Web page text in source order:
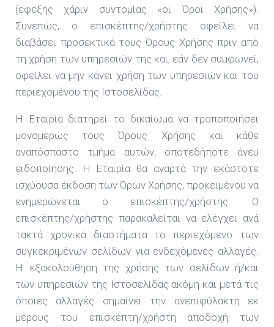
(εφεξής χάριν συντομίας «οι Όροι Χρήσης»).
Συνεπώς, ο επισκέπτης/χρήστης οφείλει να
διαβάσει προσεκτικά τους Όρους Χρήσης πριν από
τη χρήση των υπηρεσιών της και, εάν δεν συμφωνεί,
οφείλει να μην κάνει χρήση των υπηρεσιών και του
περιεχομένου της Ιστοσελίδας.
Η Εταιρία διατηρεί το δικαίωμα να τροποποιήσει
μονομερώς τους Όρους Χρήσης και κάθε
αναπόσπαστο τμήμα αυτών, οποτεδήποτε άνευ
ειδοποίησης. Η Εταιρία θα αναρτά την εκάστοτε
ισχύουσα έκδοση των Όρων Χρήσης, προκειμένου να
ενημερώνεται ο επισκέπτης/χρήστης. Ο
επισκέπτης/χρήστης παρακαλείται να ελέγχει ανά
τακτά χρονικά διαστήματα το περιεχόμενο των
συγκεκριμένων σελίδων για ενδεχόμενες αλλαγές.
Η εξακολούθηση της χρήσης των σελίδων ή/και
των υπηρεσιών της Ιστοσελίδας ακόμη και μετά τις
όποιες αλλαγές σημαίνει την ανεπιφύλακτη εκ
μέρους του επισκέπτη/χρήστη αποδοχή των